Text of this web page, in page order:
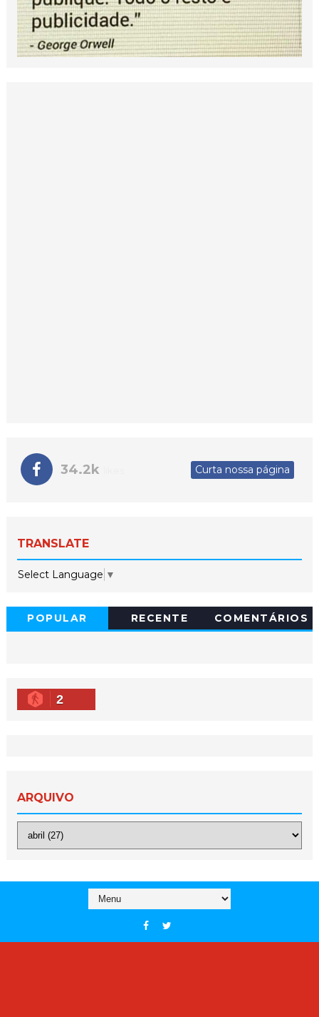
34.2k Curta nossa página
TRANSLATE
Select Language ▼
POPULAR RECENTE COMENTÁRIOS
2
ARQUIVO